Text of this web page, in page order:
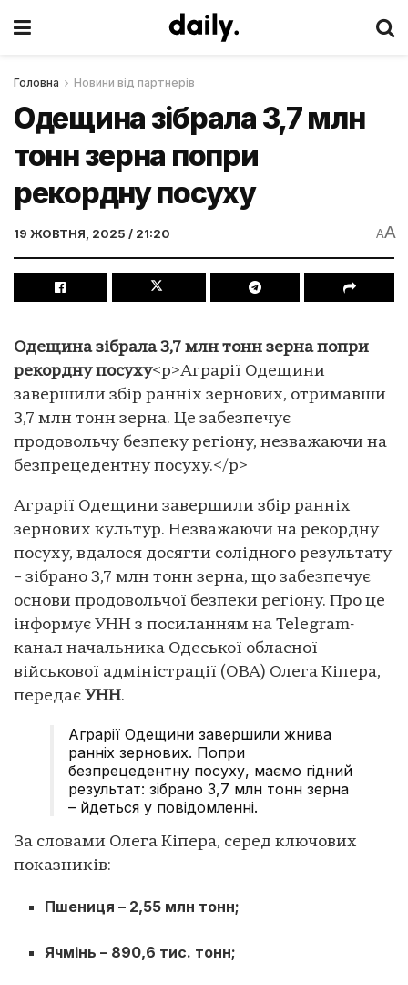
Головна Новини від партнерів
Одещина зібрала 3,7 млн
тонн зерна попри
рекордну посуху
19 ЖОВТНЯ, 2025 / 21:20 AA
Одещина зібрала 3,7 млн тонн зерна попри
рекордну посуху<p>Аграрії Одещини
завершили збір ранніх зернових, отримавши
3,7 млн тонн зерна. Це забезпечує
продовольчу безпеку регіону, незважаючи на
безпрецедентну посуху.</p>
Аграрії Одещини завершили збір ранніх
зернових культур. Незважаючи на рекордну
посуху, вдалося досягти солідного результату
– зібрано 3,7 млн тонн зерна, що забезпечує
основи продовольчої безпеки регіону. Про це
інформує УНН з посиланням на Telegram-
канал начальника Одеської обласної
військової адміністрації (ОВА) Олега Кіпера,
передає УНН.
Аграрії Одещини завершили жнива
ранніх зернових. Попри
безпрецедентну посуху, маємо гідний
результат: зібрано 3,7 млн тонн зерна
– йдеться у повідомленні.
За словами Олега Кіпера, серед ключових
показників:
Пшениця – 2,55 млн тонн;
Ячмінь – 890,6 тис. тонн;